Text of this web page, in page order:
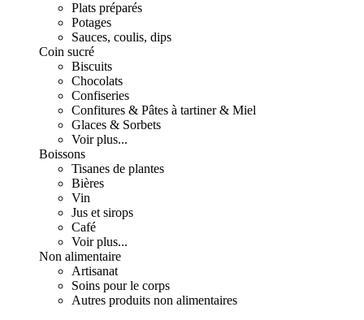
Plats préparés
Potages
Sauces, coulis, dips
Coin sucré
Biscuits
Chocolats
Confiseries
Confitures & Pâtes à tartiner & Miel
Glaces & Sorbets
Voir plus...
Boissons
Tisanes de plantes
Bières
Vin
Jus et sirops
Café
Voir plus...
Non alimentaire
Artisanat
Soins pour le corps
Autres produits non alimentaires